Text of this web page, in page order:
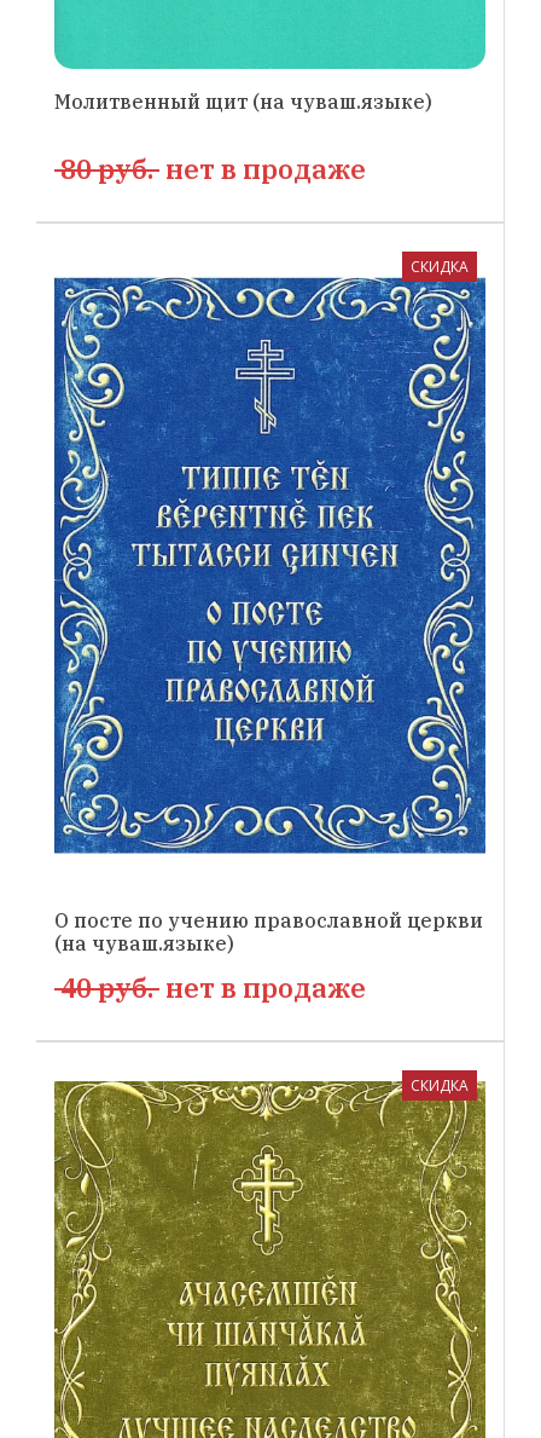
Молитвенный щит (на чуваш.языке)
80 руб. нет в продаже
О посте по учению православной церкви
(на чуваш.языке)
СКИДКА
40 руб. нет в продаже
СКИДКА